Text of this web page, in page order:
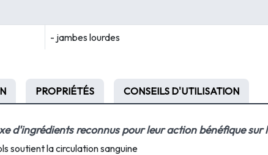
- jambes lourdes
PROPRIÉTÉS CONSEILS D'UTILISATION
d'ingrédients reconnus pour leur action bénéfique sur
soutient la circulation sanguine